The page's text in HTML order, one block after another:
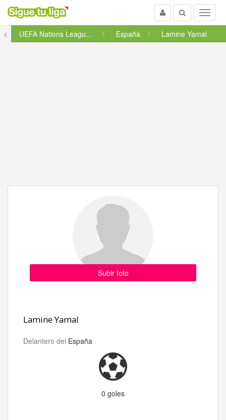
Menu
Buscar
Usuario
<
UEFA Nations League - Liga A -... España Lamine Yamal
Subir foto
Lamine Yamal
Delantero del España
0 goles